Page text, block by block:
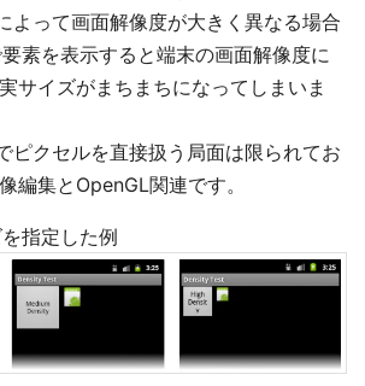
よって画面解像度が大きく異なる場合
素を表示すると端末の画面解像度に
サイズがまちまちになってしまいま
ピクセルを直接扱う局面は限られてお
編集とOpenGL関連です。
指定した例